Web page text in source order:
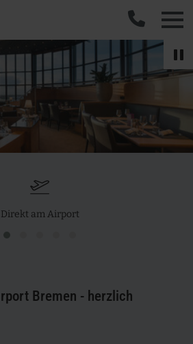
}
Direkt am Airport
Bremen - herzlich